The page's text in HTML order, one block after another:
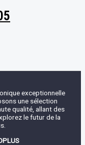
exceptionnelle
une sélection
qualité, allant des
le futur de la